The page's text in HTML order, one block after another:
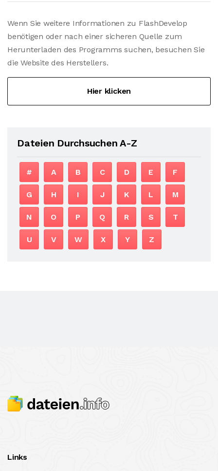
Wenn Sie weitere Informationen zu FlashDevelop
benötigen oder nach einer sicheren Quelle zum
Herunterladen des Programms suchen, besuchen Sie
die Website des Herstellers.
Hier klicken
Dateien Durchsuchen A-Z
# A B C D E F
G H I J K L M
N O P Q R S T
U V W X Y Z
Links